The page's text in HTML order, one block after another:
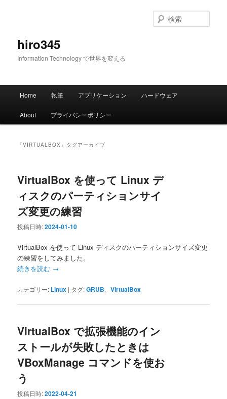
hiro345
Information Technology で世界を変える
索
メ
Home 執筆 アプリケーション ハードウェア
About プライバシーポリシー
「VIRTUALBOX 」タグアーカイブ
VirtualBox を使って Linux デ
ィスクのパーティションサイ
ズ変更の練習
投稿日時:2024-01-10
VirtualBox を使って Linux ディスクのパーティションサイズ変更
の練習をしてみました。
続きを読む →
カテゴリー: Linux | タグ:GRUB 、VirtualBox
VirtualBox で拡張機能のイン
ストールが失敗したときは
VBoxManage コマンドを使お
う
投稿日時:2022-04-21